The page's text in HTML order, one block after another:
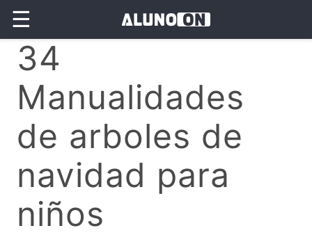
☰
34
Manualidades
de arboles de
navidad para
niños